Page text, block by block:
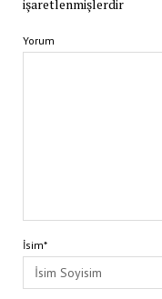
işaretlenmişlerdir
Yorum
İsim*